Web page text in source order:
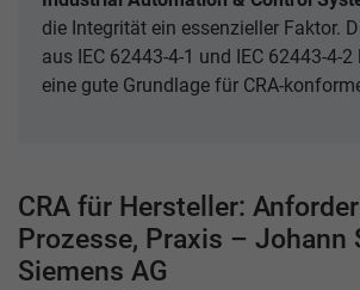
die Integrität ein essenzieller Faktor.
aus IEC 62443-4-1 und IEC 62443-4-
eine gute Grundlage für CRA-
CRA für Hersteller:
Prozesse, Praxis – Johann
Siemens AG